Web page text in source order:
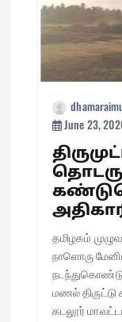
June 23,
தமிழகம்
நாளொரு
மணல்
கடலூர்